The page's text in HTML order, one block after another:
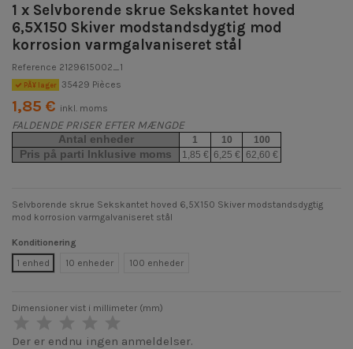
1 x Selvborende skrue Sekskantet hoved
6,5X150 Skiver modstandsdygtig mod
korrosion varmgalvaniseret stål
Reference 2129615002_1
PÃ¥ lager 35429 Pièces
1,85 € inkl. moms
FALDENDE PRISER EFTER MÆNGDE
Antal enheder 1 10 100
Pris på parti Inklusive moms 1,85 € 6,25 € 62,60 €
Selvborende skrue Sekskantet hoved 6,5X150 Skiver modstandsdygtig
mod korrosion varmgalvaniseret stål
Konditionering
1 enhed
10 enheder 100 enheder
Dimensioner vist i millimeter (mm)
Der er endnu ingen anmeldelser.